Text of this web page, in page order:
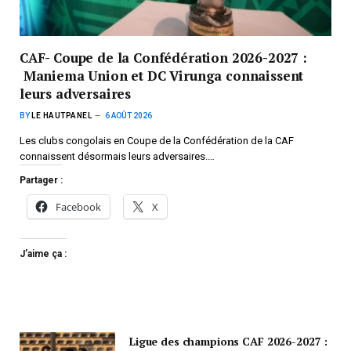
CAF- Coupe de la Confédération 2026-2027 :
Maniema Union et DC Virunga connaissent
leurs adversaires
BY LE HAUTPANEL 6 AOÛT 2026
Les clubs congolais en Coupe de la Confédération de la CAF
connaissent désormais leurs adversaires.…
Partager :
Facebook X
J’aime ça :
Ligue des champions CAF 2026-2027 :